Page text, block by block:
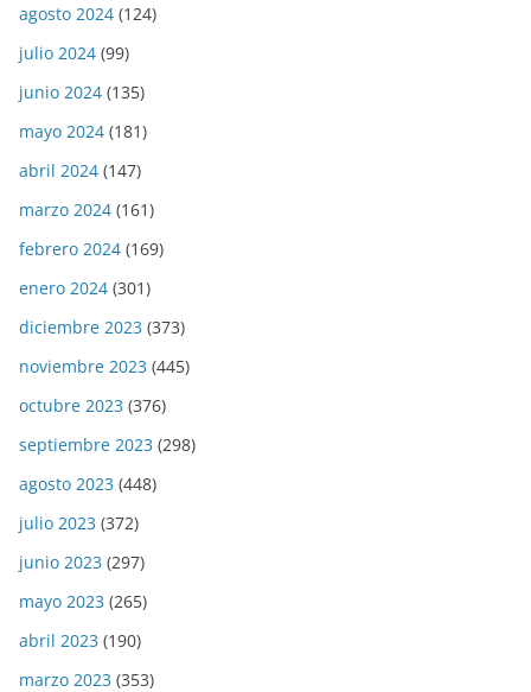
agosto 2024 (124)
julio 2024 (99)
junio 2024 (135)
mayo 2024 (181)
abril 2024 (147)
marzo 2024 (161)
febrero 2024 (169)
enero 2024 (301)
diciembre 2023 (373)
noviembre 2023 (445)
octubre 2023 (376)
septiembre 2023 (298)
agosto 2023 (448)
julio 2023 (372)
junio 2023 (297)
mayo 2023 (265)
abril 2023 (190)
marzo 2023 (353)